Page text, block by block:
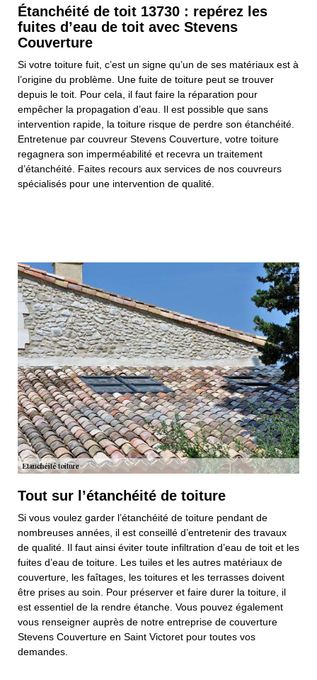
Étanchéité de toit 13730 : repérez les
fuites d’eau de toit avec Stevens
Couverture
Si votre toiture fuit, c’est un signe qu’un de ses matériaux est à
l’origine du problème. Une fuite de toiture peut se trouver
depuis le toit. Pour cela, il faut faire la réparation pour
empêcher la propagation d’eau. Il est possible que sans
intervention rapide, la toiture risque de perdre son étanchéité.
Entretenue par couvreur Stevens Couverture, votre toiture
regagnera son imperméabilité et recevra un traitement
d’étanchéité. Faites recours aux services de nos couvreurs
spécialisés pour une intervention de qualité.
Tout sur l’étanchéité de toiture
Si vous voulez garder l’étanchéité de toiture pendant de
nombreuses années, il est conseillé d’entretenir des travaux
de qualité. Il faut ainsi éviter toute infiltration d’eau de toit et les
fuites d’eau de toiture. Les tuiles et les autres matériaux de
couverture, les faîtages, les toitures et les terrasses doivent
être prises au soin. Pour préserver et faire durer la toiture, il
est essentiel de la rendre étanche. Vous pouvez également
vous renseigner auprès de notre entreprise de couverture
Stevens Couverture en Saint Victoret pour toutes vos
demandes.